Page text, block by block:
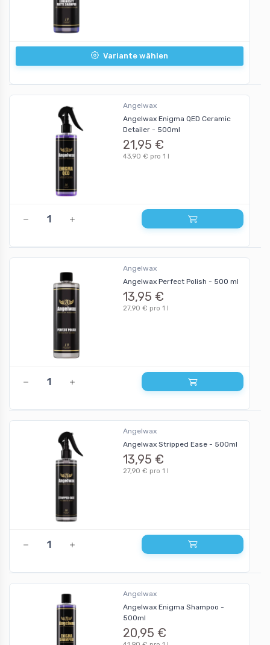
Variante wählen
Angelwax
Angelwax Enigma QED Ceramic
Detailer - 500ml
21,95 €
43,90 € pro 1 l
Angelwax
Angelwax Perfect Polish - 500 ml
13,95 €
27,90 € pro 1 l
Angelwax
Angelwax Stripped Ease - 500ml
13,95 €
27,90 € pro 1 l
Angelwax
Angelwax Enigma Shampoo -
500ml
20,95 €